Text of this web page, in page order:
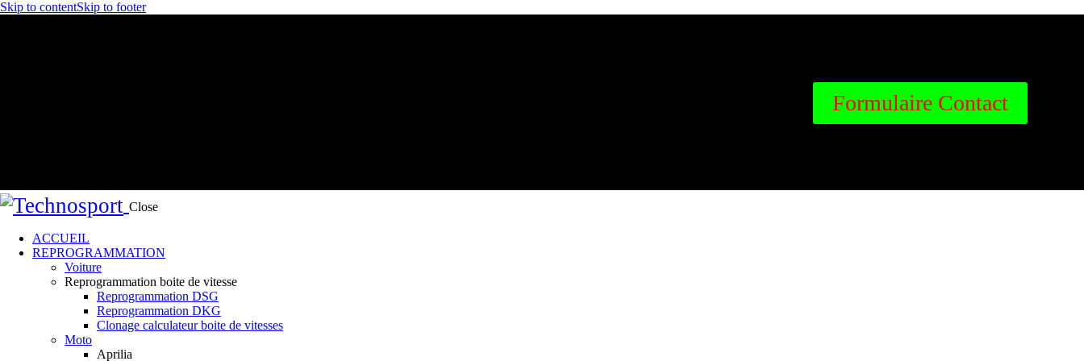
Skip to contentSkip to footer
Formulaire Contact
Close
ACCUEIL
REPROGRAMMATION
Voiture
Reprogrammation boite de vitesse
Reprogrammation DSG
Reprogrammation DKG
Clonage calculateur boite de vitesses
Moto
Aprilia